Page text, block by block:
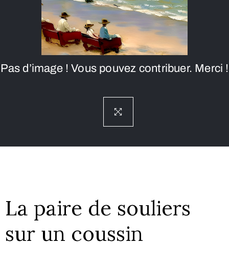
Pas d’image ! Vous pouvez contribuer. Merci !
La paire de souliers
sur un coussin